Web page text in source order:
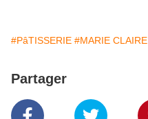
#PâTISSERIE #MARIE CLAIRE
Partager